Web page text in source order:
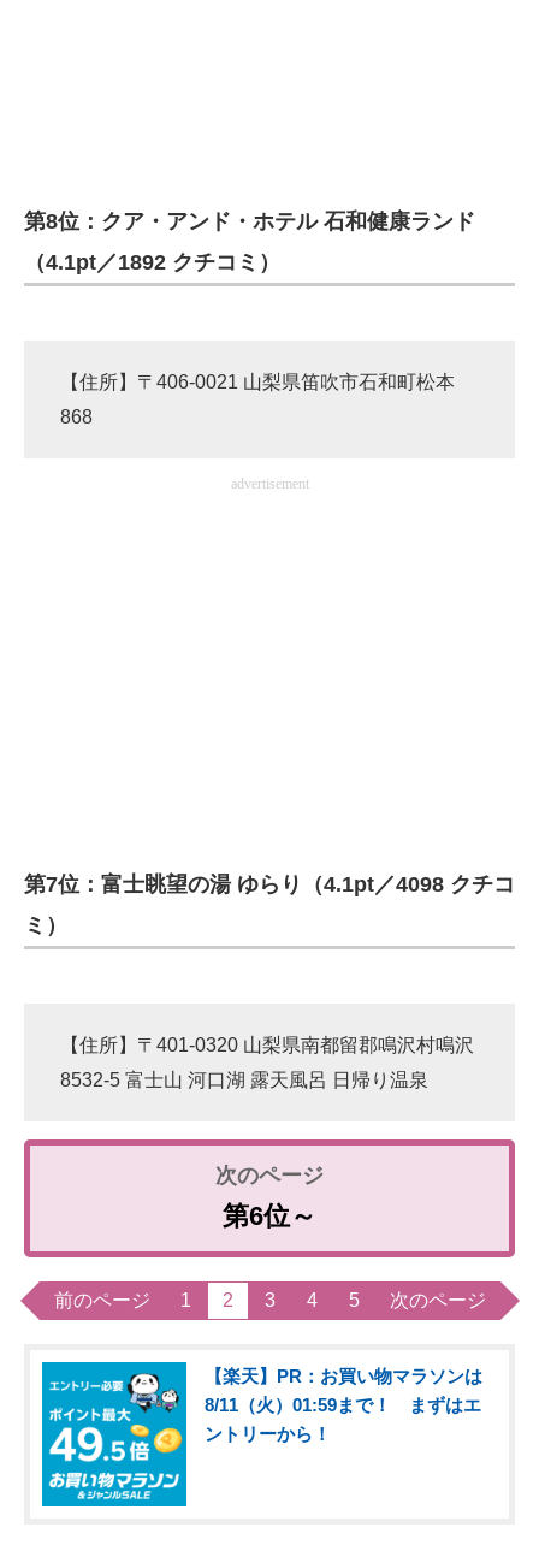
第8位：クア・アンド・ホテル 石和健康ランド
（4.1pt／1892 クチコミ）
【住所】〒406-0021 山梨県笛吹市石和町松本
868
advertisement
第7位：富士眺望の湯 ゆらり（4.1pt／4098 クチコ
ミ）
【住所】〒401-0320 山梨県南都留郡鳴沢村鳴沢
8532-5 富士山 河口湖 露天風呂 日帰り温泉
第6位～
前のページ 1 2 3 4 5 次のページ
【楽天】PR：お買い物マラソンは
8/11（火）01:59まで！ まずはエ
ントリーから！